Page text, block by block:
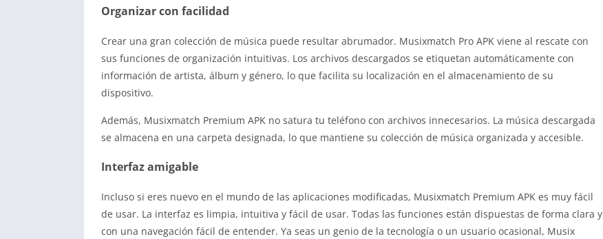
Organizar con facilidad
Crear una gran colección de música puede resultar abrumador. Musixmatch Pro APK viene al rescate con
sus funciones de organización intuitivas. Los archivos descargados se etiquetan automáticamente con
información de artista, álbum y género, lo que facilita su localización en el almacenamiento de su
dispositivo.
Además, Musixmatch Premium APK no satura tu teléfono con archivos innecesarios. La música descargada
se almacena en una carpeta designada, lo que mantiene su colección de música organizada y accesible.
Interfaz amigable
Incluso si eres nuevo en el mundo de las aplicaciones modificadas, Musixmatch Premium APK es muy fácil
de usar. La interfaz es limpia, intuitiva y fácil de usar. Todas las funciones están dispuestas de forma clara y
con una navegación fácil de entender. Ya seas un genio de la tecnología o un usuario ocasional, Musix